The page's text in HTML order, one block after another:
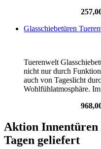
Glasschiebetüren
Tuerenwelt
nicht nur durch
auch von Tageslicht
Wohlfühlatmosphäre.
Aktion
Tagen geliefert